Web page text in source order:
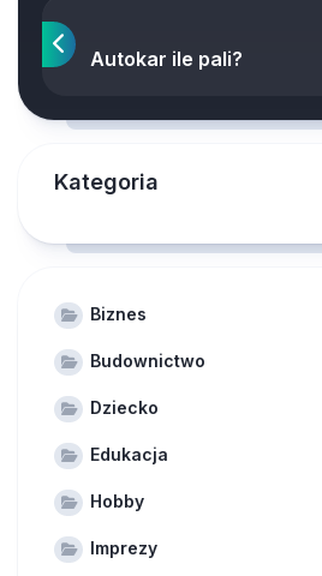
Autokar ile pali?
Kategoria
Biznes
Budownictwo
Dziecko
Edukacja
Hobby
Imprezy